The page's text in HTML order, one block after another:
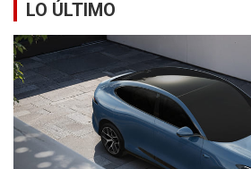
LO ÚLTIMO